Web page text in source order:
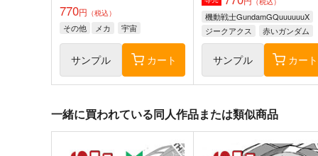
770円 （税込）
その他 メカ 宇宙
サンプル カート
機動戦士GundamGQuuuuuuX
ジークアクス
赤いガンダム
サンプル カート
一緒に買われている同人作品または類似商品